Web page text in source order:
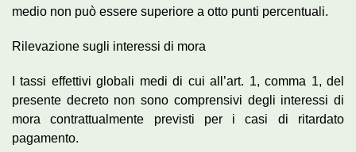
medio non può essere superiore a otto punti percentuali.
Rilevazione sugli interessi di mora
I tassi effettivi globali medi di cui all’art. 1, comma 1, del
presente decreto non sono comprensivi degli interessi di
mora contrattualmente previsti per i casi di ritardato
pagamento.